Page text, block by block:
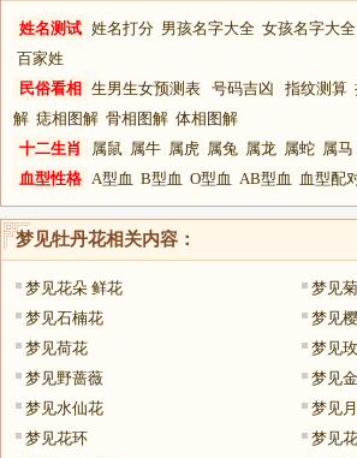
姓名测试 姓名打分 男孩名字大全 女孩名字大全
百家姓
民俗看相
生男生女预测表 号码吉凶 指纹测算
解 痣相图解 骨相图解 体相图解
十二生肖
属鼠 属牛 属虎 属兔 属龙 属蛇 属马
血型性格 A型血 B型血 O型血 AB型血 血型配
梦见牡丹花相关内容：
梦见花朵 鲜花
梦见
梦见石楠花
梦见
梦见荷花
梦见
梦见野蔷薇
梦见
梦见水仙花
梦见
梦见花环
梦见